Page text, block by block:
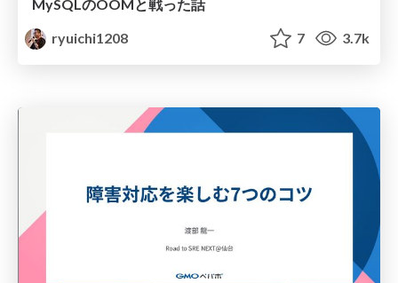
MySQLのOOMと戦った話
ryuichi1208
7 3.7k